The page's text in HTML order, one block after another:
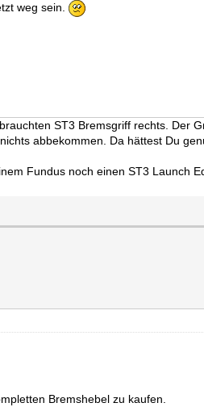
weg sein.
ST3 Bremsgriff rechts. Der
abbekommen. Da hättest Du
Fundus noch einen ST3 Launch
Bremshebel zu kaufen.